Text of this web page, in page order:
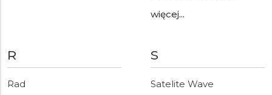
więcej...
R
Rad
S
Satelite Wave